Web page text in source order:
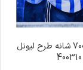
فرش ماشینی 700 شانه طرح لیونل